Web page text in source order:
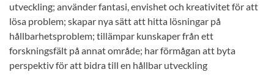
utveckling; använder fantasi, envishet och kreativitet för att
lösa problem; skapar nya sätt att hitta lösningar på
hållbarhetsproblem; tillämpar kunskaper från ett
forskningsfält på annat område; har förmågan att byta
perspektiv för att bidra till en hållbar utveckling